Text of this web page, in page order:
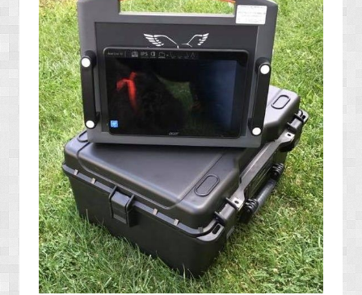
» PC OYUNLARI
» VCD FİLMLERİ
» SAĞLIK / TIP / BİTKİSEL ÜRÜNLER
» GIDA / YİYECEK / İÇECEK ÜRÜNLERİ
» TARIM MAKİNELERİ / ÜRÜNLERİ
» SEBZE TOHUMLARI
» DEFİNE ARAMA SİSTEMLERİ / DEDEKTÖRLER
» PAKETLEME SİSTEMLERİ / ÜRÜNLERİ
» EL ALETLERİ / ENDÜSTRİYEL ÜRÜNLER
» MALZEMELER / AKSESUARLAR / TAKIMLAR
» EKSTRA MAKİNELER